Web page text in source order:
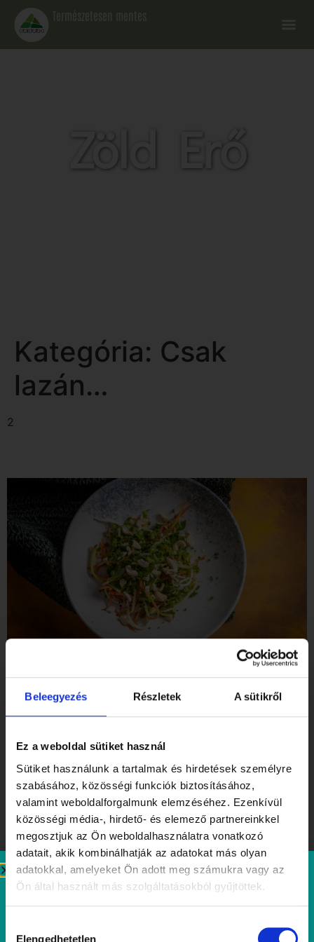
Beleegyezés Részletek A sütikről
Ez a weboldal sütiket használ
Sütiket használunk a tartalmak és hirdetések személyre
szabásához, közösségi funkciók biztosításához,
valamint weboldalforgalmunk elemzéséhez. Ezenkívül
közösségi média-, hirdető- és elemező partnereinkkel
megosztjuk az Ön weboldalhasználatra vonatkozó
adatait, akik kombinálhatják az adatokat más olyan
adatokkal, amelyeket Ön adott meg számukra vagy az
Ön által használt más szolgáltatásokból gyűjtöttek.
Elengedhetetlen
Természetesen mentes
Zöld Erő
Kategória: Csak
lazán…
2
Gomolya Pillanat
Focaccia & Társai